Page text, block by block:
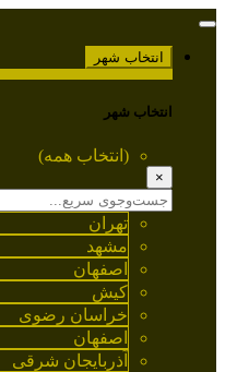
انتخاب شهر
انتخاب شهر
(انتخاب همه)
×
تهران
مشهد
اصفهان
کیش
خراسان رضوی
اصفهان
آذربایجان شرقی